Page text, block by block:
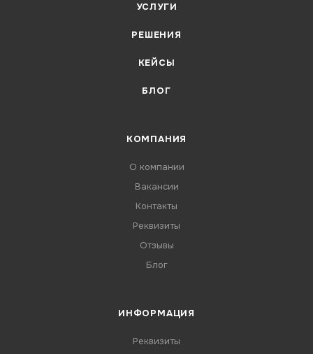
УСЛУГИ
РЕШЕНИЯ
КЕЙСЫ
БЛОГ
КОМПАНИЯ
О компании
Вакансии
Контакты
Реквизиты
Отзывы
Блог
ИНФОРМАЦИЯ
Реквизиты